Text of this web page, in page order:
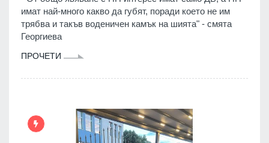
имат най-много какво да губят, поради което не им
трябва и такъв воденичен камък на шията" - смята
Георгиева
ПРОЧЕТИ